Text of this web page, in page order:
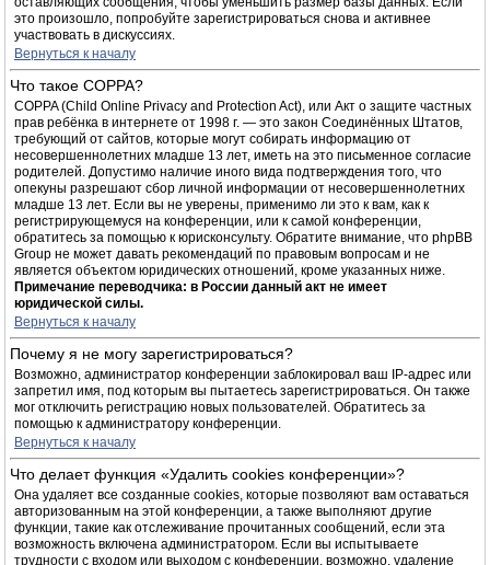
это произошло, попробуйте зарегистрироваться снова и активнее
участвовать в дискуссиях.
Вернуться к началу
Что такое COPPA?
COPPA (Child Online Privacy and Protection Act), или Акт о защите частных
прав ребёнка в интернете от 1998 г. — это закон Соединённых Штатов,
требующий от сайтов, которые могут собирать информацию от
несовершеннолетних младше 13 лет, иметь на это письменное согласие
родителей. Допустимо наличие иного вида подтверждения того, что
опекуны разрешают сбор личной информации от несовершеннолетних
младше 13 лет. Если вы не уверены, применимо ли это к вам, как к
регистрирующемуся на конференции, или к самой конференции,
обратитесь за помощью к юрисконсульту. Обратите внимание, что phpBB
Group не может давать рекомендаций по правовым вопросам и не
является объектом юридических отношений, кроме указанных ниже.
Примечание переводчика: в России данный акт не имеет
юридической силы.
Вернуться к началу
Почему я не могу зарегистрироваться?
Возможно, администратор конференции заблокировал ваш IP-адрес или
запретил имя, под которым вы пытаетесь зарегистрироваться. Он также
мог отключить регистрацию новых пользователей. Обратитесь за
помощью к администратору конференции.
Вернуться к началу
Что делает функция «Удалить cookies конференции»?
Она удаляет все созданные cookies, которые позволяют вам оставаться
авторизованным на этой конференции, а также выполняют другие
функции, такие как отслеживание прочитанных сообщений, если эта
возможность включена администратором. Если вы испытываете
трудности с входом или выходом с конференции, возможно, удаление